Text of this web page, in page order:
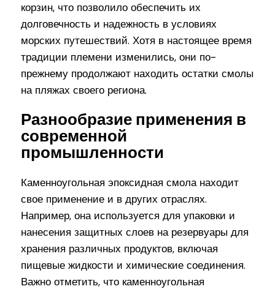
корзин, что позволило обеспечить их
долговечность и надежность в условиях
морских путешествий. Хотя в настоящее время
традиции племени изменились, они по-
прежнему продолжают находить остатки смолы
на пляжах своего региона.
Разнообразие применения в
современной
промышленности
Каменноугольная эпоксидная смола находит
свое применение и в других отраслях.
Например, она используется для упаковки и
нанесения защитных слоев на резервуары для
хранения различных продуктов, включая
пищевые жидкости и химические соединения.
Важно отметить, что каменноугольная